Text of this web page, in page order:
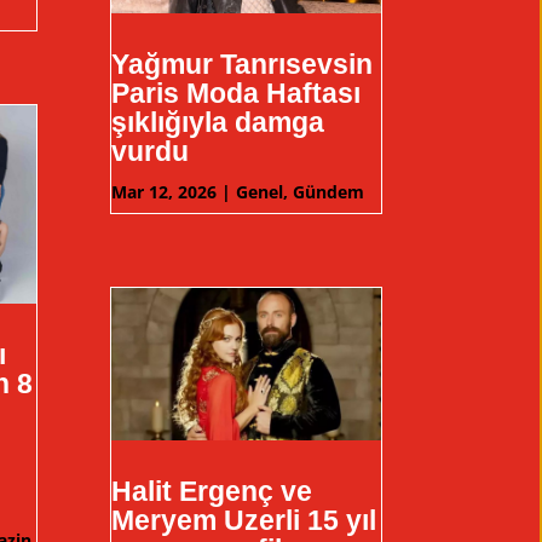
8
Yağmur Tanrısevsin
Paris Moda Haftası
şıklığıyla damga
vurdu
Mar 12, 2026| Genel, Gündem
Halit Ergenç ve
Meryem Uzerli 15 yıl